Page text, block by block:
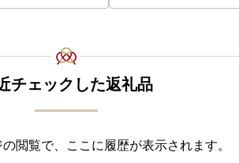
チェックした返礼品
閲覧で、ここに履歴が表示されます。